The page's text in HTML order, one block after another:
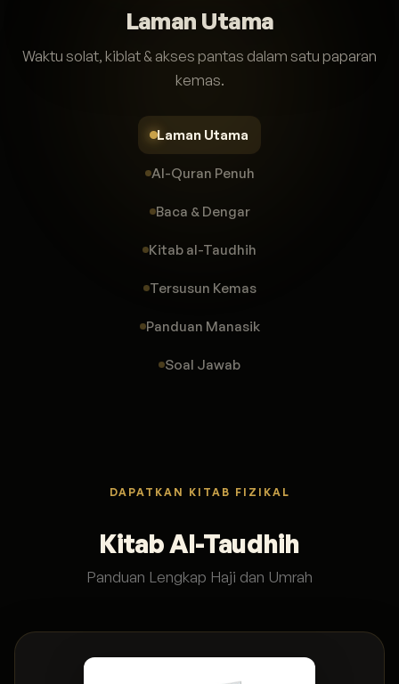
Laman Utama
Waktu solat, kiblat & akses pantas dalam satu paparan
kemas.
Laman Utama
Al-Quran Penuh
Baca & Dengar
Kitab al-Taudhih
Tersusun Kemas
Panduan Manasik
Soal Jawab
DAPATKAN KITAB FIZIKAL
Kitab Al-Taudhih
Panduan Lengkap Haji dan Umrah